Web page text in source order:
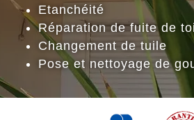
Etanchéité
Réparation de fuite de
Changement de tuile
Pose et nettoyage de